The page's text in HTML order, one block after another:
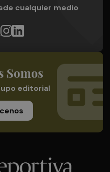
cualquier medio
Somos
editorial